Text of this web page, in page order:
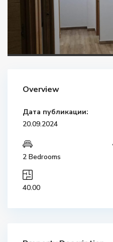
Overview
Дата публикации:
20.09.2024
2 Bedrooms
40.00